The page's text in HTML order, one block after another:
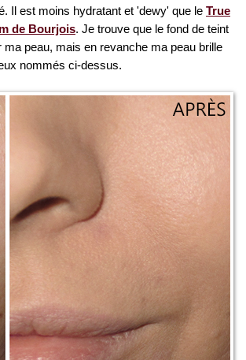
Il est moins hydratant et 'dewy' que le True
de Bourjois. Je trouve que le fond de teint
peau, mais en revanche ma peau brille
nommés ci-dessus.